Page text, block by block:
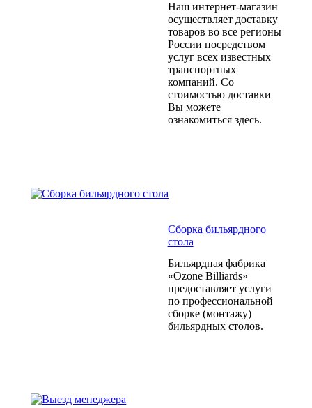
Наш интернет-магазин
осуществляет доставку
товаров во все регионы
России посредством
услуг всех известных
транспортных
компаний. Со
стоимостью доставки
Вы можете
ознакомиться здесь.
Сборка бильярдного
стола
Бильярдная фабрика
«Ozone Billiards»
предоставляет услуги
по профессиональной
сборке (монтажу)
бильярдных столов.